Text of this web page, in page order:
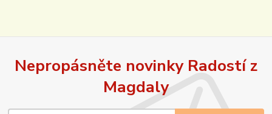
Nepropásněte novinky Radostí z
Magdaly